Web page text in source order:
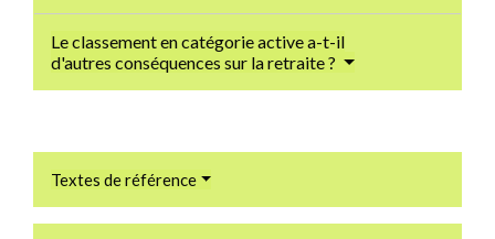
Le classement en catégorie active a-t-il
d'autres conséquences sur la retraite ?
Textes de référence